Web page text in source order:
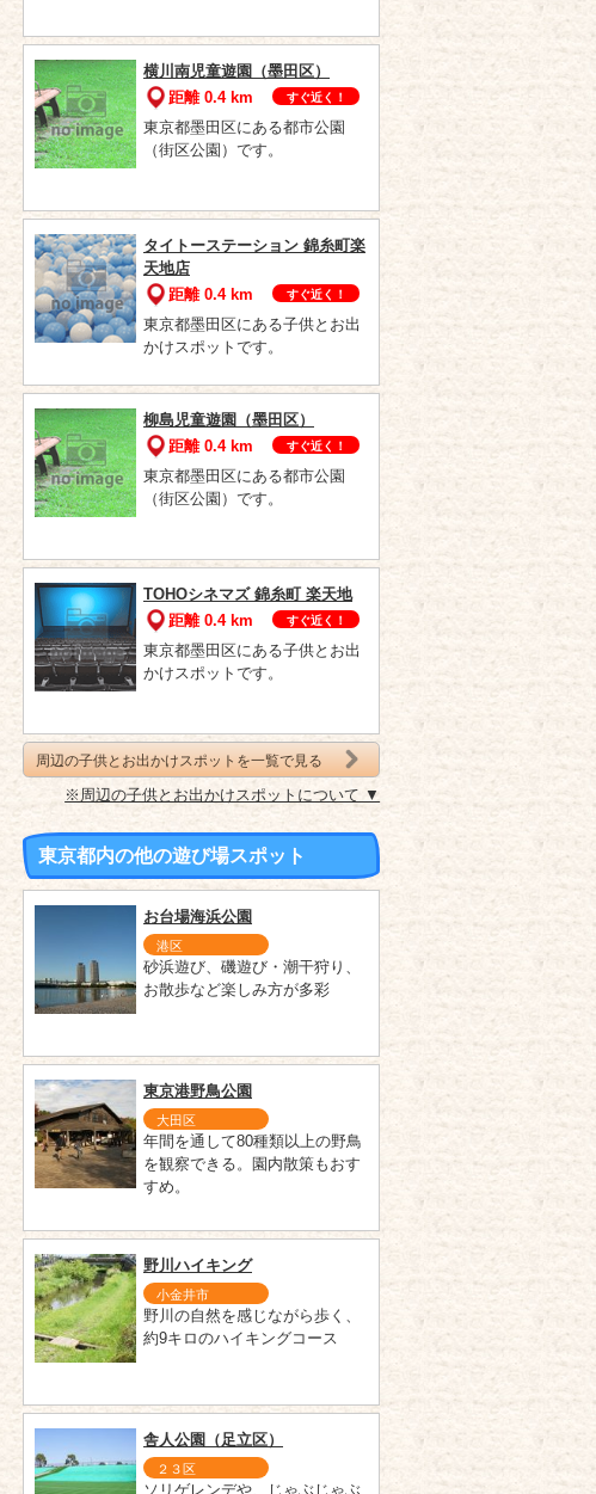
横川南児童遊園（墨田区）
距離 0.4 km
すぐ近く！
東京都墨田区にある都市公園
（街区公園）です。
タイトーステーション 錦糸町楽
天地店
距離 0.4 km
すぐ近く！
東京都墨田区にある子供とお出
かけスポットです。
柳島児童遊園（墨田区）
距離 0.4 km
すぐ近く！
東京都墨田区にある都市公園
（街区公園）です。
TOHOシネマズ 錦糸町 楽天地
距離 0.4 km
すぐ近く！
東京都墨田区にある子供とお出
かけスポットです。
周辺の子供とお出かけスポットを一覧で見る
※周辺の子供とお出かけスポットについて ▼
東京都内の他の遊び場スポット
お台場海浜公園
港区
砂浜遊び、磯遊び・潮干狩り、
お散歩など楽しみ方が多彩
東京港野鳥公園
大田区
年間を通して80種類以上の野鳥
を観察できる。園内散策もおす
すめ。
野川ハイキング
小金井市
野川の自然を感じながら歩く、
約9キロのハイキングコース
舎人公園（足立区）
２３区
ソリゲレンデや、じゃぶじゃぶ